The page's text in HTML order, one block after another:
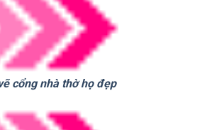
cổng nhà thờ họ đẹp